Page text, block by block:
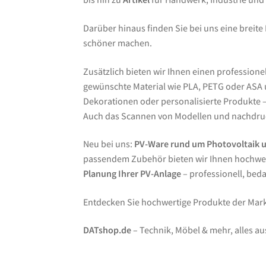
Darüber hinaus finden Sie bei uns eine breite
schöner machen.
Zusätzlich bieten wir Ihnen einen
gewünschte Material wie PLA, PETG oder
Dekorationen oder personalisierte Produkte
Auch das Scannen von Modellen und
Neu bei uns: PV-Ware rund um Photovoltaik
passendem Zubehör bieten wir Ihnen
Planung Ihrer PV-Anlage– professionell,
Entdecken Sie hochwertige Produkte der
DATshop.de– Technik, Möbel & mehr, alles